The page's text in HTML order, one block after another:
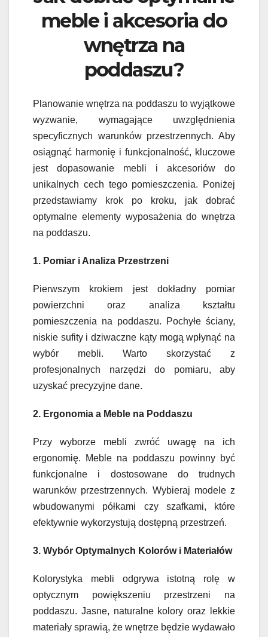
meble i akcesoria do
wnętrza na
poddaszu?
Planowanie wnętrza na poddaszu to wyjątkowe
wyzwanie, wymagające uwzględnienia
specyficznych warunków przestrzennych. Aby
osiągnąć harmonię i funkcjonalność, kluczowe
jest dopasowanie mebli i akcesoriów do
unikalnych cech tego pomieszczenia. Poniżej
przedstawiamy krok po kroku, jak dobrać
optymalne elementy wyposażenia do wnętrza
na poddaszu.
1. Pomiar i Analiza Przestrzeni
Pierwszym krokiem jest dokładny pomiar
powierzchni oraz analiza kształtu
pomieszczenia na poddaszu. Pochyłe ściany,
niskie sufity i dziwaczne kąty mogą wpłynąć na
wybór mebli. Warto skorzystać z
profesjonalnych narzędzi do pomiaru, aby
uzyskać precyzyjne dane.
2. Ergonomia a Meble na Poddaszu
Przy wyborze mebli zwróć uwagę na ich
ergonomię. Meble na poddaszu powinny być
funkcjonalne i dostosowane do trudnych
warunków przestrzennych. Wybieraj modele z
wbudowanymi półkami czy szafkami, które
efektywnie wykorzystują dostępną przestrzeń.
3. Wybór Optymalnych Kolorów i Materiałów
Kolorystyka mebli odgrywa istotną rolę w
optycznym powiększeniu przestrzeni na
poddaszu. Jasne, naturalne kolory oraz lekkie
materiały sprawią, że wnętrze będzie wydawało